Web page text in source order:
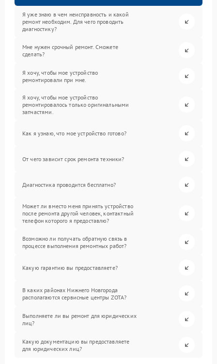
Я уже знаю в чем неисправность и какой
ремонт необходим. Для чего проводить
диагностику?
Мне нужен срочный ремонт. Сможете
сделать?
Я хочу, чтобы мое устройство
ремонтировали при мне.
Я хочу, чтобы мое устройство
ремонтировалось только оригинальными
запчастями.
Как я узнаю, что мое устройство готово?
От чего зависит срок ремонта техники?
Диагностика проводится бесплатно?
Может ли вместо меня принять устройство
после ремонта другой человек, контактный
телефон которого я предоставлю?
Возможно ли получать обратную связь в
процессе выполнения ремонтных работ?
Какую гарантию вы предоставляете?
В каких районах Нижнего Новгорода
располагаются сервисные центры ZOTA?
Выполняете ли вы ремонт для юридических
лиц?
Какую документацию вы предоставляете
для юридических лиц?